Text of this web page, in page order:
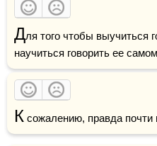
Для того чтобы выучиться
научиться говорить ее
К сожалению, правда почти